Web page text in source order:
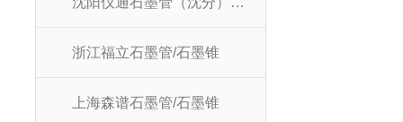
浙江福立石墨管/石墨锥
上海森谱石墨管/石墨锥